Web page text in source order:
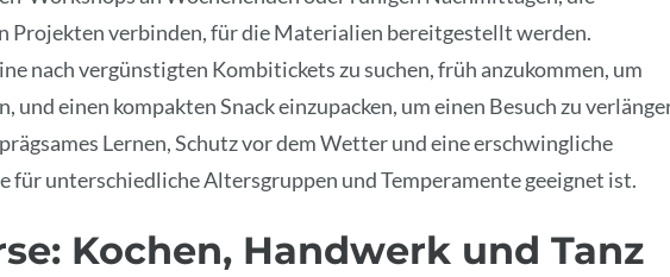
verbinden, für die Materialien bereitgestellt werden.
nach vergünstigten Kombitickets zu suchen, früh anzukommen, um
und einen kompakten Snack einzupacken, um einen Besuch zu
Lernen, Schutz vor dem Wetter und eine erschwingliche
für unterschiedliche Altersgruppen und Temperamente geeignet ist.
Kochen, Handwerk und Tanz